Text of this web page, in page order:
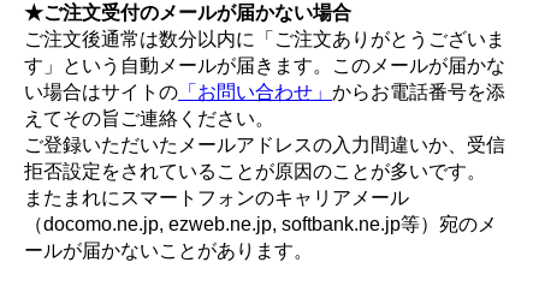
★ご注文受付のメールが届かない場合
ご注文後通常は数分以内に「ご注文ありがとうございま
す」という自動メールが届きます。このメールが届かな
い場合はサイトの 「お問い合わせ」 からお電話番号を添
えてその旨ご連絡ください。
ご登録いただいたメールアドレスの入力間違いか、受信
拒否設定をされていることが原因のことが多いです。
またまれにスマートフォンのキャリアメール
（docomo.ne.jp, ezweb.ne.jp, softbank.ne.jp等）宛のメ
ールが届かないことがあります。